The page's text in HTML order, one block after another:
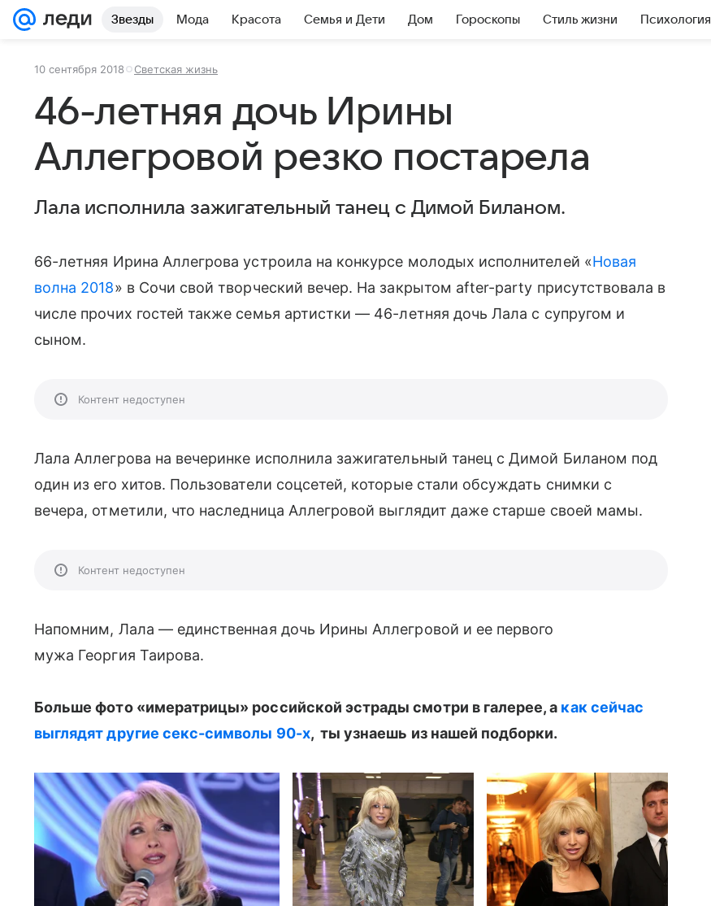
Звезды Мода Красота Семья и Дети Дом Гороскопы Стиль жизни Психология
10 сентября 2018 Светская жизнь
46-летняя дочь Ирины
Аллегровой резко постарела
Лала исполнила зажигательный танец с Димой Биланом.
66-летняя Ирина Аллегрова устроила на конкурсе молодых исполнителей «Новая
волна 2018» в Сочи свой творческий вечер. На закрытом after-party присутствовала в
числе прочих гостей также семья артистки — 46-летняя дочь Лала с супругом и
сыном.
Контент недоступен
Лала Аллегрова на вечеринке исполнила зажигательный танец с Димой Биланом под
один из его хитов. Пользователи соцсетей, которые стали обсуждать снимки с
вечера, отметили, что наследница Аллегровой выглядит даже старше своей мамы.
Контент недоступен
Напомним, Лала — единственная дочь Ирины Аллегровой и ее первого
мужа Георгия Таирова.
Больше фото «имератрицы» российской эстрады смотри в галерее, а как сейчас
выглядят другие секс-символы 90-х, ты узнаешь из нашей подборки.